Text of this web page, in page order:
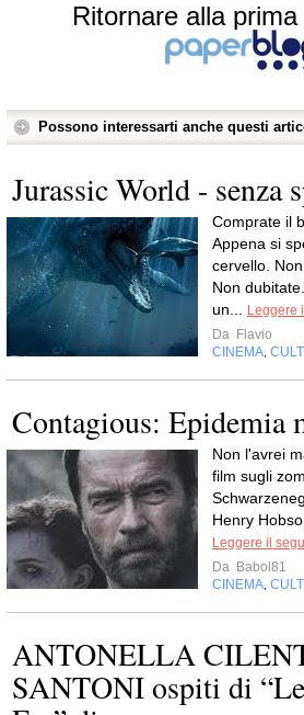
Ritornare alla
Possono interessarti anche questi
Jurassic World - senza
Comprate il
Appena si
cervello.
Non
un...
Leggere
Da Flavio
CINEMA
Contagious: Epidemia
Non l'avrei
film sugli
Henry
Leggere il
Da Babol81
CINEMA
ANTONELLA
SANTONI ospiti di